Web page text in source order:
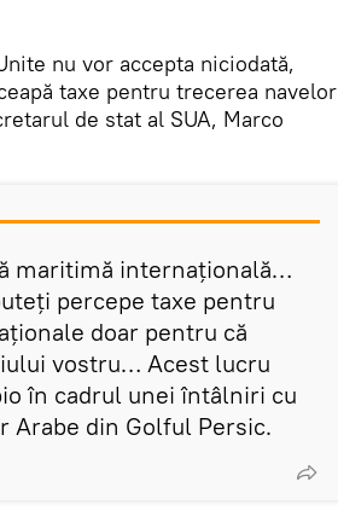
nu vor accepta niciodată,
taxe pentru trecerea navelor
de stat al SUA, Marco
maritimă internațională…
percepe taxe pentru
doar pentru că
vostru… Acest lucru
în cadrul unei întâlniri cu
Arabe din Golful Persic.